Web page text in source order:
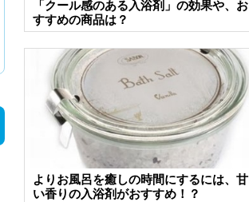
「クール感のある入浴剤」の効果や、お
すすめの商品は？
よりお風呂を癒しの時間にするには、甘
い香りの入浴剤がおすすめ！？